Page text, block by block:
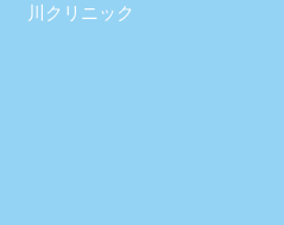
川クリニック